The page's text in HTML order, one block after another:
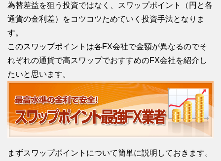
為替差益を狙う投資ではなく、スワップポイント（円と各
通貨の金利差）をコツコツためていく投資手法となりま
す。
このスワップポイントは各FX会社で金額が異なるのでそ
れぞれの通貨で高スワップでおすすめのFX会社を紹介し
たいと思います。
まずスワップポイントについて簡単に説明しておきます。